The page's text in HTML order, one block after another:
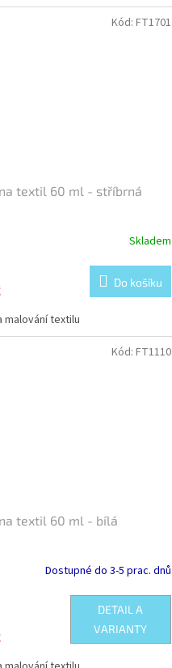
textil 60 ml - stříbrná
Skladem
Do košíku
malování textilu
Kód: FT1701
textil 60 ml - bílá
Dostupné do 3-5 prac. dnů
DETAIL A
VARIANTY
Kód: FT1110